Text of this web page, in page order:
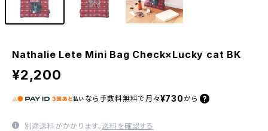
Nathalie Lete Mini Bag Check×Lucky cat BK
¥2,200
なら 手数料無料で 月々¥730 から
別途送料がかかります。送料を確認する